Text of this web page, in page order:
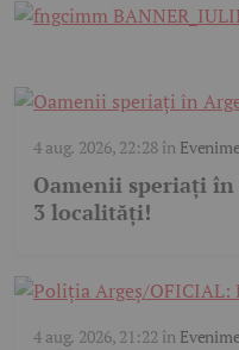
4 aug. 2026, 22:28în
Oamenii speriați
3 localități!
4 aug. 2026, 21:22 în